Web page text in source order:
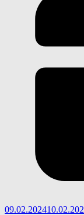
09.02.2024